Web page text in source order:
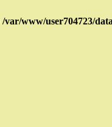
/var/www/user704723/